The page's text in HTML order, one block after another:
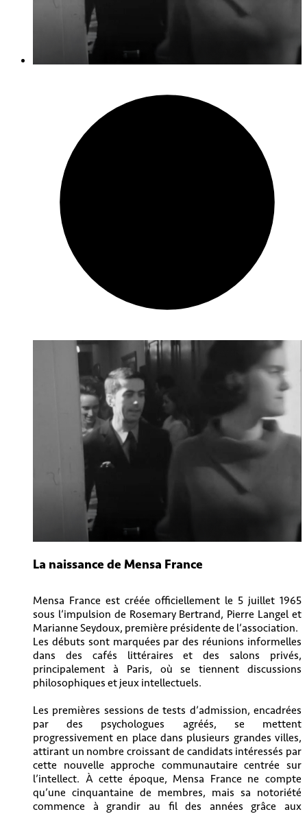
La naissance de Mensa France
Mensa France est créée officiellement le 5 juillet 1965
sous l’impulsion de Rosemary Bertrand, Pierre Langel et
Marianne Seydoux, première présidente de l’association.
Les débuts sont marquées par des réunions informelles
dans des cafés littéraires et des salons privés,
principalement à Paris, où se tiennent discussions
philosophiques et jeux intellectuels.
Les premières sessions de tests d’admission, encadrées
par des psychologues agréés, se mettent
progressivement en place dans plusieurs grandes villes,
attirant un nombre croissant de candidats intéressés par
cette nouvelle approche communautaire centrée sur
l’intellect. À cette époque, Mensa France ne compte
qu’une cinquantaine de membres, mais sa notoriété
commence à grandir au fil des années grâce aux